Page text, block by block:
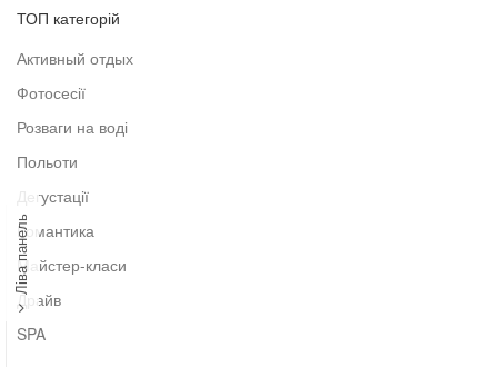
ТОП категорій
Активный отдых
Фотосесії
Розваги на воді
Польоти
Дегустації
Романтика
Майстер-класи
Драйв
SPA
Ліва панель